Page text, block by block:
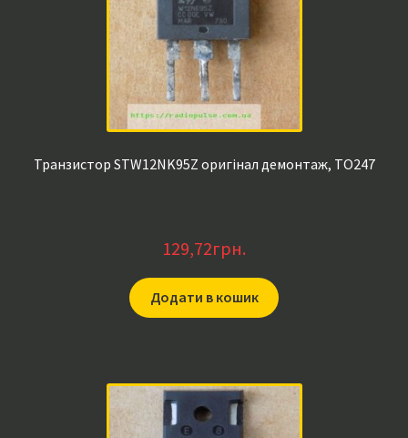
Транзистор STW12NK95Z оригінал демонтаж, TO247
129,72грн.
Додати в кошик